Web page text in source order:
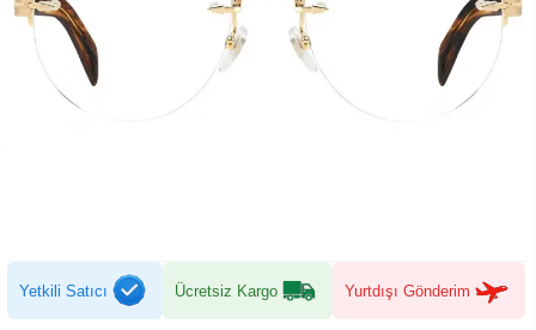
Yetkili Satıcı Ücretsiz Kargo Yurtdışı Gönderim